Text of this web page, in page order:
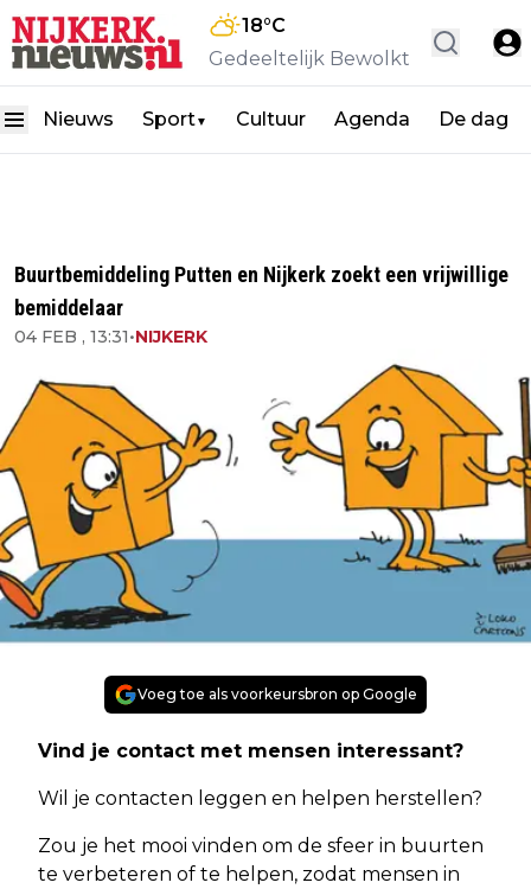
18°C
Gedeeltelijk Bewolkt
Nieuws Sport▼ Cultuur Agenda De dag
Buurtbemiddeling Putten en Nijkerk zoekt een vrijwillige
bemiddelaar
04 FEB , 13:31•NIJKERK
Voeg toe als voorkeursbron op Google
Vind je contact met mensen interessant?
Wil je contacten leggen en helpen herstellen?
Zou je het mooi vinden om de sfeer in buurten
te verbeteren of te helpen, zodat mensen in